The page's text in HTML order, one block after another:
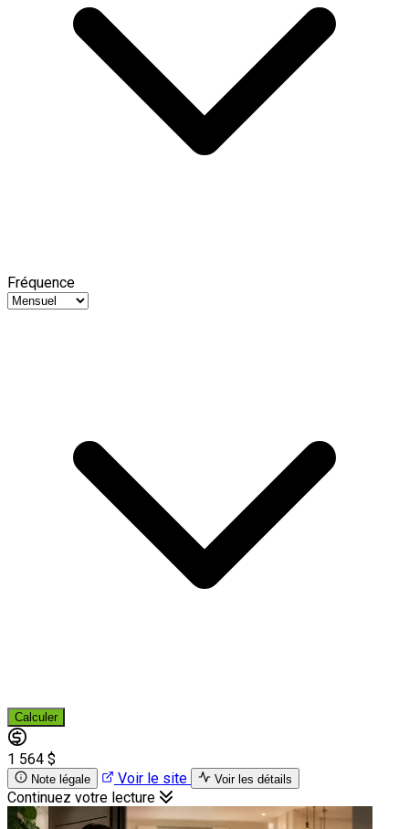
Fréquence
Calculer
1 564 $
Note légale Voir le site Voir les détails
Continuez votre lecture